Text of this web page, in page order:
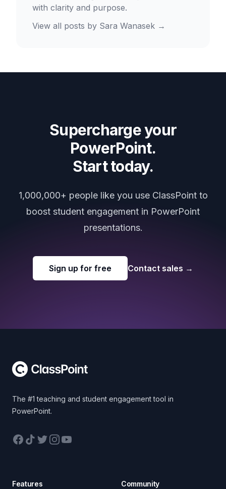
with clarity and purpose.
View all posts by Sara Wanasek →
Supercharge your
PowerPoint.
Start today.
1,000,000+ people like you use ClassPoint to
boost student engagement in PowerPoint
presentations.
Sign up for free Contact sales →
The #1 teaching and student engagement tool in
PowerPoint.
Facebook
TikTokTwitterInstagram
YouTube
Features Community